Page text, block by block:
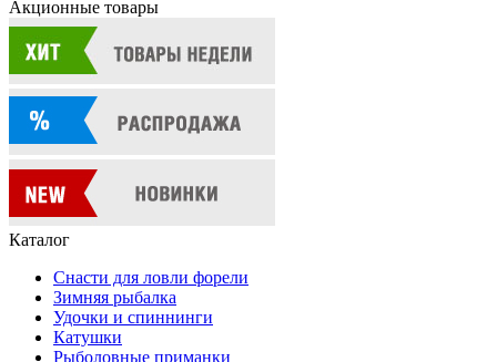
Акционные товары
Каталог
Снасти для ловли форели
Зимняя рыбалка
Удочки и спиннинги
Катушки
Рыболовные приманки